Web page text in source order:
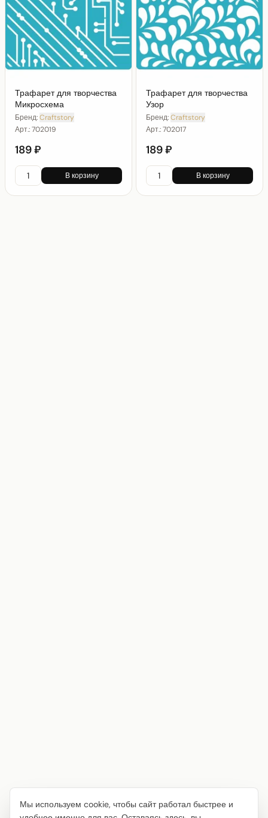
Трафарет для творчества
Микросхема
Бренд:Craftstory
Арт.:702019
189 ₽
В корзину
Трафарет для творчества
Узор
Бренд:Craftstory
Арт.:702017
189 ₽
В корзину
Мы используем cookie, чтобы сайт работал быстрее и